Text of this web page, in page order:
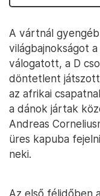
A vártnál
világbajnokságot
válogatott, a D
döntetlent
az afrikai
a dánok jártak
Andreas
üres kapuba
neki.
Az első félidőben